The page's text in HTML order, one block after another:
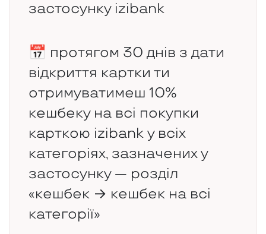
застосунку izibank
📅 протягом 30 днів з дати
відкриття картки ти
отримуватимеш 10%
кешбеку на всі покупки
карткою izibank у всіх
категоріях, зазначених у
застосунку — розділ
«кешбек → кешбек на всі
категорії»